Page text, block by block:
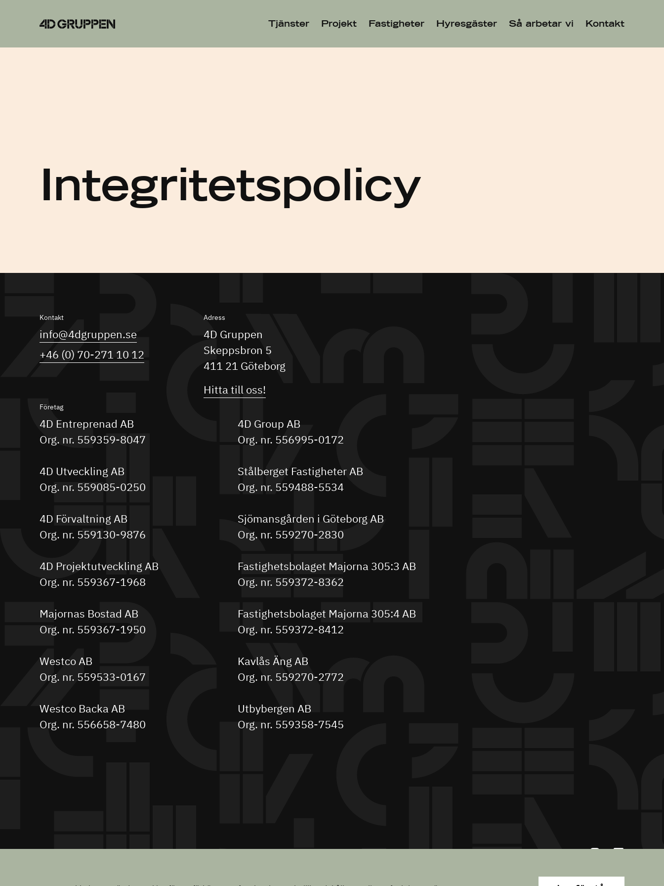
4D
Tjänster Projekt Fastigheter Hyresgäster Så arbetar vi Kontakt
Integritetspolicy
Kontakt
info@4dgruppen.se
+46 (0) 70-271 10 12
Adress
4D Gruppen
Skeppsbron 5
411 21 Göteborg
Hitta till oss!
Företag
4D Entreprenad AB
Org. nr. 559359-8047
4D Utveckling AB
Org. nr. 559085-0250
4D Förvaltning AB
Org. nr. 559130-9876
4D Projektutveckling AB
Org. nr. 559367-1968
Majornas Bostad AB
Org. nr. 559367-1950
Westco AB
Org. nr. 559533-0167
Westco Backa AB
Org. nr. 556658-7480
4D Group AB
Org. nr. 556995-0172
Stålberget Fastigheter AB
Org. nr. 559488-5534
Sjömansgården i Göteborg AB
Org. nr. 559270-2830
Fastighetsbolaget Majorna 305:3 AB
Org. nr. 559372-8362
Fastighetsbolaget Majorna 305:4 AB
Org. nr. 559372-8412
Kavlås Äng AB
Org. nr. 559270-2772
Utbybergen AB
Org. nr. 559358-7545
© 4D Gruppen AB, 2026, Alla rättigheter reserverade